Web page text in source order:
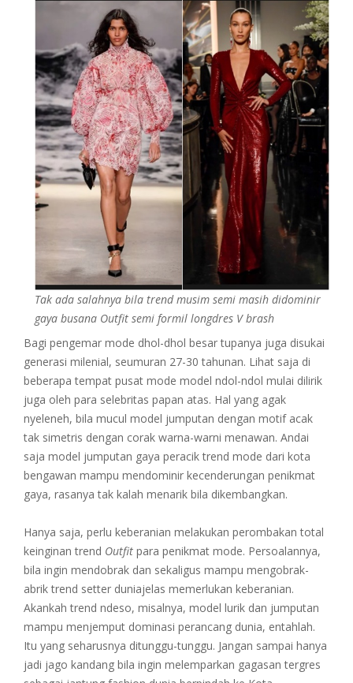
Tak ada salahnya bila trend musim semi masih didominir
gaya busana Outfit semi formil longdres V brash
Bagi pengemar mode dhol-dhol besar tupanya juga disukai
generasi milenial, seumuran 27-30 tahunan. Lihat saja di
beberapa tempat pusat mode model ndol-ndol mulai dilirik
juga oleh para selebritas papan atas. Hal yang agak
nyeleneh, bila mucul model jumputan dengan motif acak
tak simetris dengan corak warna-warni menawan. Andai
saja model jumputan gaya peracik trend mode dari kota
bengawan mampu mendominir kecenderungan penikmat
gaya, rasanya tak kalah menarik bila dikembangkan.
Hanya saja, perlu keberanian melakukan perombakan total
keinginan trend Outfit para penikmat mode. Persoalannya,
bila ingin mendobrak dan sekaligus mampu mengobrak-
abrik trend setter duniajelas memerlukan keberanian.
Akankah trend ndeso, misalnya, model lurik dan jumputan
mampu menjemput dominasi perancang dunia, entahlah.
Itu yang seharusnya ditunggu-tunggu. Jangan sampai hanya
jadi jago kandang bila ingin melemparkan gagasan tergres